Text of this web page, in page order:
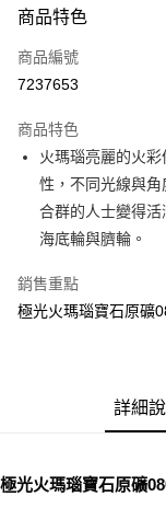
信用卡一次付款
超商取貨付款
Apple Pay
街口支付
悠遊付
ATM付款
7-11取貨付款
商品特色
商品編號
7237653
商品特色
火瑪瑙亮麗的火
性，不同光線與
合群的人士變得
海底輪與臍輪。
銷售重點
極光火瑪瑙寶石原礦
詳細
極光火瑪瑙寶石原礦